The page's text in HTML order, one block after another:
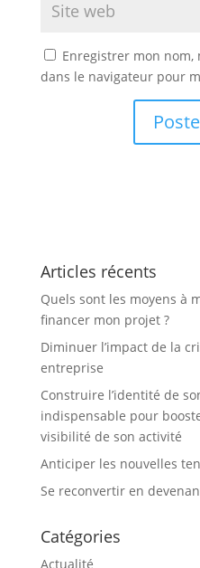
Enregistrer mon
dans le navigateur pour
Articles récents
Quels sont les moyens à
financer mon projet ?
Diminuer l’impact de la
entreprise
Construire l’identité de
indispensable pour
visibilité de son activité
Anticiper les nouvelles
Se reconvertir en
Catégories
Actualité